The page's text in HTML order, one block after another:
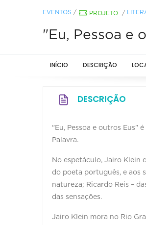
EVENTOS / PROJETO /
"Eu, Pessoa e
INÍCIO DESCRIÇÃO
DESCRIÇÃO
"Eu, Pessoa e outros Eus"
Palavra.
No espetáculo, Jairo Klein
do poeta português, e aos
natureza; Ricardo Reis –
das sensações.
Jairo Klein mora no Rio